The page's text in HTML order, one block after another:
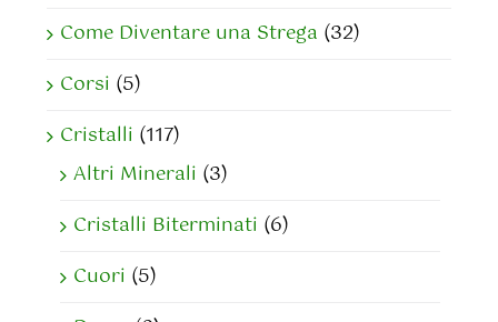
Come Diventare una Strega (32)
Corsi (5)
Cristalli (117)
Altri Minerali (3)
Cristalli Biterminati (6)
Cuori (5)